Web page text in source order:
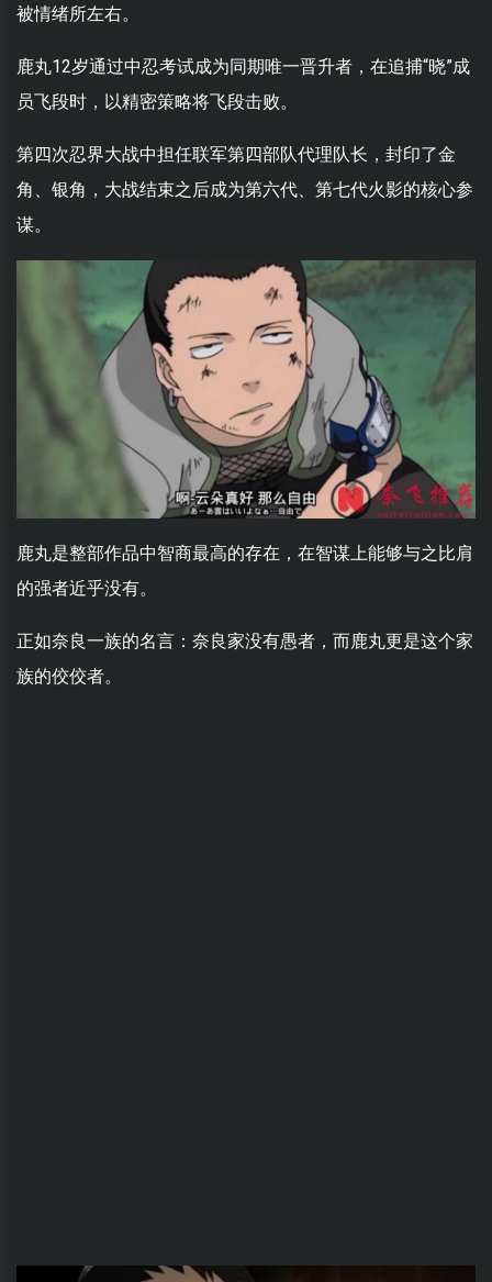
被情绪所左右。
鹿丸12岁通过中忍考试成为同期唯一晋升者，在追捕“晓”成
员飞段时，以精密策略将飞段击败。
第四次忍界大战中担任联军第四部队代理队长，封印了金
角、银角，大战结束之后成为第六代、第七代火影的核心参
谋。
鹿丸是整部作品中智商最高的存在，在智谋上能够与之比肩
的强者近乎没有。
正如奈良一族的名言：奈良家没有愚者，而鹿丸更是这个家
族的佼佼者。